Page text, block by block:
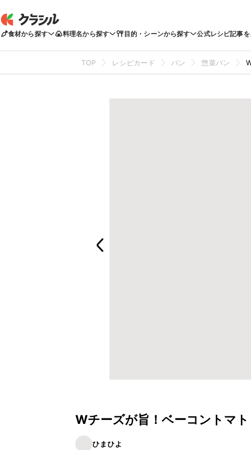
食材から探す 料理名から探す 目的・シーンから探す 公式レシピ記事
TOP レシピカード パン 惣菜パン
Wチーズが旨！ベーコントマ
ひまひよ